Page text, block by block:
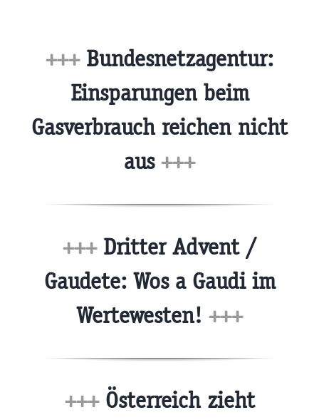
+++Bundesnetzagentur:
Einsparungen beim
Gasverbrauch reichen nicht
aus +++
+++Dritter Advent /
Gaudete: Wos a Gaudi im
Wertewesten! +++
+++Österreich zieht